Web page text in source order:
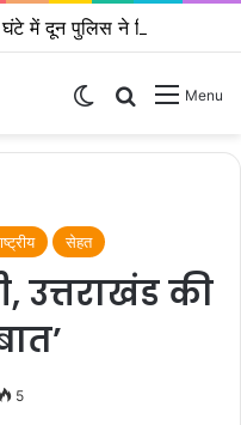
Menu
Search for
Switch skin
सेहत
उत्तराखंड की
5